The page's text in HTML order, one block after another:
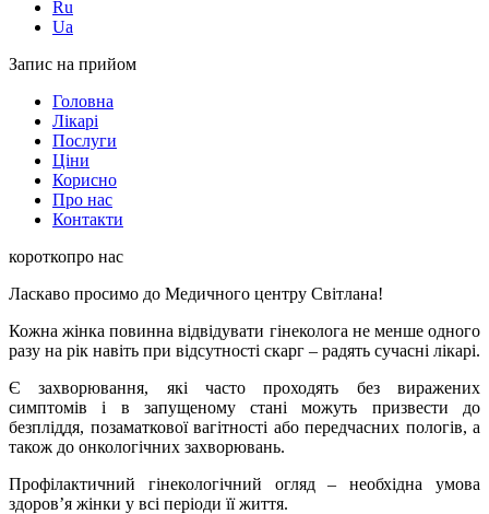
Ru
Ua
Запис на прийом
Головна
Лікарі
Послуги
Ціни
Корисно
Про нас
Контакти
короткопро нас
Ласкаво просимо до Медичного центру Світлана!
Кожна жінка повинна відвідувати гінеколога не менше одного
разу на рік навіть при відсутності скарг – радять сучасні лікарі.
Є захворювання, які часто проходять без виражених
симптомів і в запущеному стані можуть призвести до
безпліддя, позаматкової вагітності або передчасних пологів, а
також до онкологічних захворювань.
Профілактичний гінекологічний огляд – необхідна умова
здоров’я жінки у всі періоди її життя.